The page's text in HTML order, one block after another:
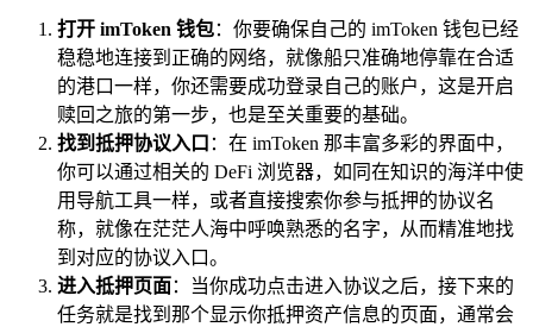
打开 imToken 钱包：你要确保自己的 imToken 钱包已经
稳稳地连接到正确的网络，就像船只准确地停靠在合适
的港口一样，你还需要成功登录自己的账户，这是开启
赎回之旅的第一步，也是至关重要的基础。
找到抵押协议入口 ：在 imToken 那丰富多彩的界面中，
你可以通过相关的 DeFi 浏览器，如同在知识的海洋中使
用导航工具一样，或者直接搜索你参与抵押的协议名
称，就像在茫茫人海中呼唤熟悉的名字，从而精准地找
到对应的协议入口。
进入抵押页面：当你成功点击进入协议之后，接下来的
任务就是找到那个显示你抵押资产信息的页面，通常会